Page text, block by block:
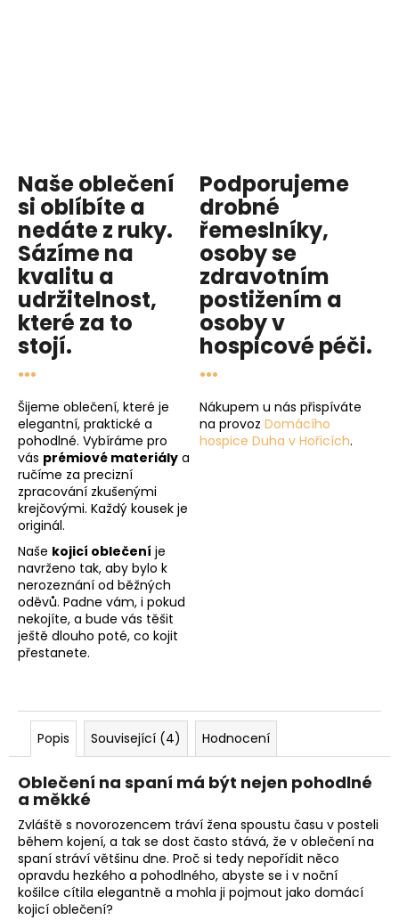
Naše oblečení
si oblíbíte a
nedáte z ruky.
Sázíme na
kvalitu a
udržitelnost,
které za to
stojí.
...
Šijeme oblečení, které je
elegantní, praktické a
pohodlné. Vybíráme pro
vás prémiové materiály a
ručíme za precizní
zpracování zkušenými
krejčovými. Každý kousek je
originál.
Naše kojicí oblečení je
navrženo tak, aby bylo k
nerozeznání od běžných
oděvů. Padne vám, i pokud
nekojíte, a bude vás těšit
ještě dlouho poté, co kojit
přestanete.
Podporujeme
drobné
řemeslníky,
osoby se
zdravotním
postižením a
osoby v
hospicové péči.
...
Nákupem u nás přispíváte
na provoz Domácího
hospice Duha v Hořicích.
Popis Související (4) Hodnocení
Oblečení na spaní má být nejen pohodlné
a měkké
Zvláště s novorozencem tráví žena spoustu času v posteli
během kojení, a tak se dost často stává, že v oblečení na
spaní stráví většinu dne. Proč si tedy nepořídit něco
opravdu hezkého a pohodlného, abyste se i v noční
košilce cítila elegantně a mohla ji pojmout jako domácí
kojicí oblečení?